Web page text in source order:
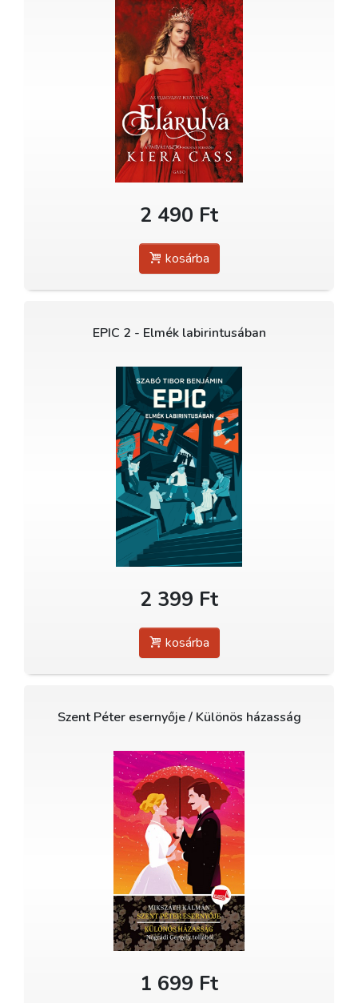
2 490 Ft
kosárba
EPIC 2 - Elmék labirintusában
2 399 Ft
kosárba
Szent Péter esernyője / Különös házasság
1 699 Ft